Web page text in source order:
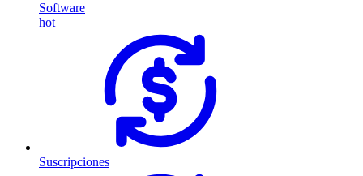
Software
hot
Suscripciones